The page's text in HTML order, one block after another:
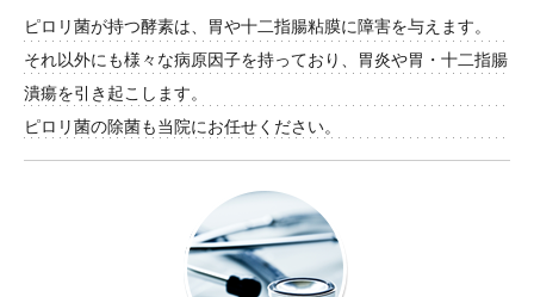
ピロリ菌が持つ酵素は、胃や十二指腸粘膜に障害を与えます。
それ以外にも様々な病原因子を持っており、胃炎や胃・十二指腸
潰瘍を引き起こします。
ピロリ菌の除菌も当院にお任せください。